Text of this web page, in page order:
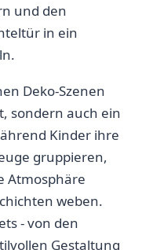
und den
in ein
Deko-Szenen
sondern auch​ ein
Kinder ihre
gruppieren,
Atmosphäre
weben.
​- von den
Gestaltung